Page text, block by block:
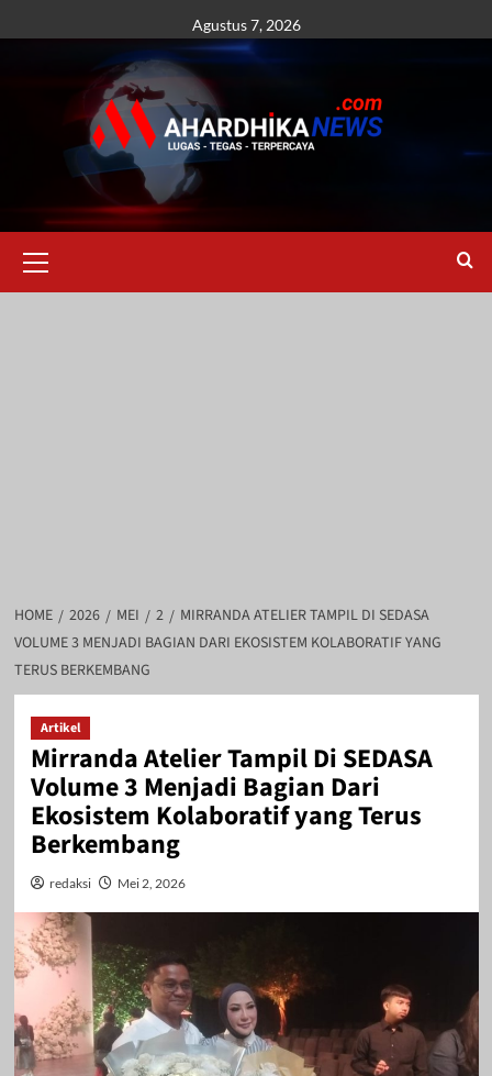
to
Agustus 7, 2026
Menu
HOME 2026 MEI 2
MIRRANDA ATELIER TAMPIL DI SEDASA
VOLUME 3 MENJADI BAGIAN DARI EKOSISTEM KOLABORATIF YANG
TERUS BERKEMBANG
Artikel
Mirranda Atelier Tampil Di SEDASA
Volume 3 Menjadi Bagian Dari
Ekosistem Kolaboratif yang Terus
Berkembang
redaksi Mei 2, 2026